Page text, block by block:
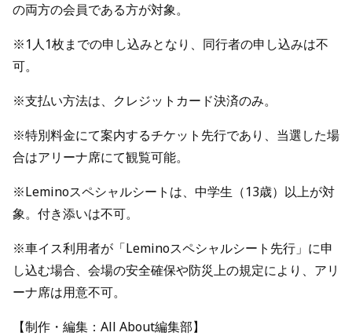
の両方の会員である方が対象。
※1人1枚までの申し込みとなり、同行者の申し込みは不
可。
※支払い方法は、クレジットカード決済のみ。
※特別料金にて案内するチケット先行であり、当選した場
合はアリーナ席にて観覧可能。
※Leminoスペシャルシートは、中学生（13歳）以上が対
象。付き添いは不可。
※車イス利用者が「Leminoスペシャルシート先行」に申
し込む場合、会場の安全確保や防災上の規定により、アリ
ーナ席は用意不可。
【制作・編集：All About編集部】